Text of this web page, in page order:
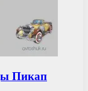
Пикап